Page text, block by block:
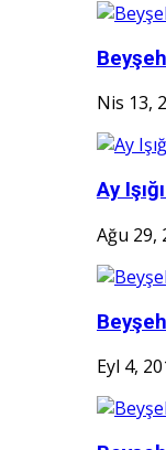
Nis 13,
Ay
Ağu 29,
Eyl 4,